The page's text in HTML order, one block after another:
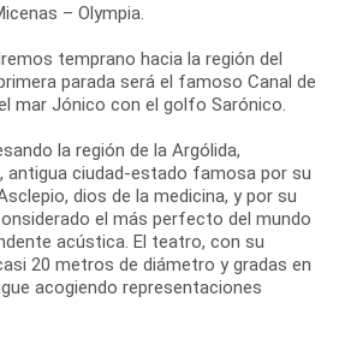
– Olympia.
temprano hacia la región del
parada será el famoso Canal de
mar Jónico con el golfo Sarónico.
la región de la Argólida,
antigua ciudad-estado famosa por su
dios de la medicina, y por su
el más perfecto del mundo
acústica. El teatro, con su
20 metros de diámetro y gradas en
acogiendo representaciones